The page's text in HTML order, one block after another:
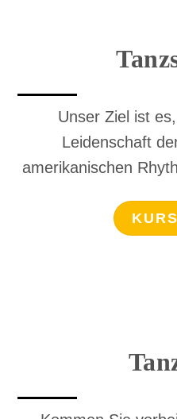
Unser Ziel ist
Leidenschaft
amerikanischen